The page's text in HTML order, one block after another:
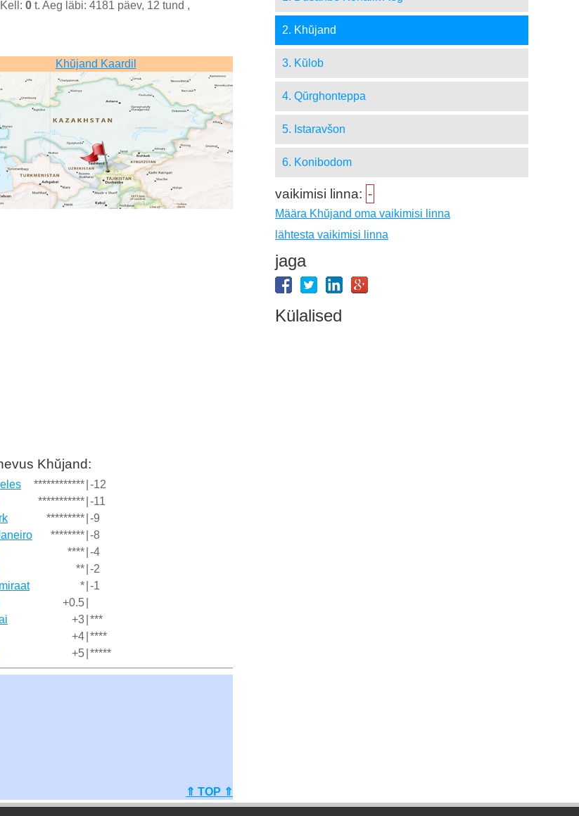
0 t. Aeg läbi: 4181 päev, 12 tund ,
Khŭjand Kaardil
Khŭjand:
************ -12
*********** -11
********* -9
******** -8
**** -4
** -2
* -1
+0.5
+3 ***
+4 ****
+5 *****
⇑ TOP ⇑
2. Khŭjand
3. Kŭlob
4. Qŭrghonteppa
5. Istaravšon
6. Konibodom
vaikimisi linna: -
Määra Khŭjand oma vaikimisi linna
lähtesta vaikimisi linna
jaga
Külalised